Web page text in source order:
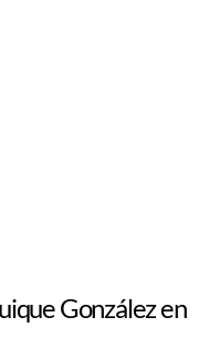
González en